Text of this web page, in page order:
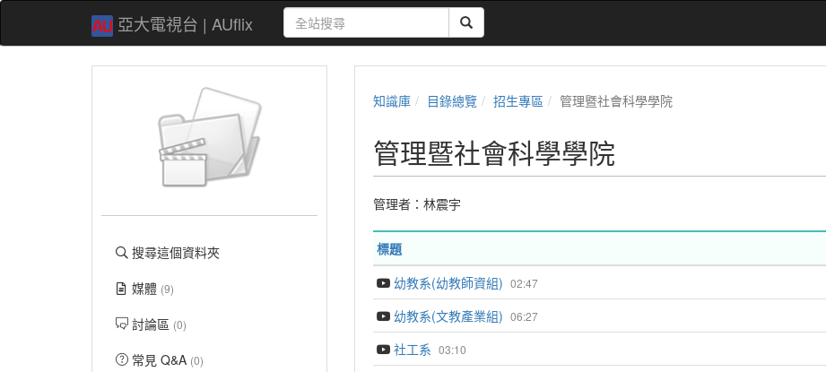
亞大電視台 | AUflix
搜尋這個資料夾
媒體 (9)
討論區 (0)
常見 Q&A (0)
知識庫 目錄總覽 招生專區 管理暨社會科學學院
管理暨社會科學學院
管理者： 林震宇
標題
02:47
幼教系(幼教師資組)
06:27
幼教系(文教產業組)
03:10
社工系